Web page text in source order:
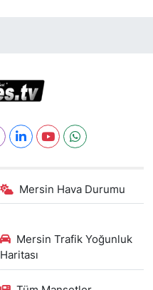
Mersin Hava Durumu
Mersin Trafik Yoğunluk
Haritası